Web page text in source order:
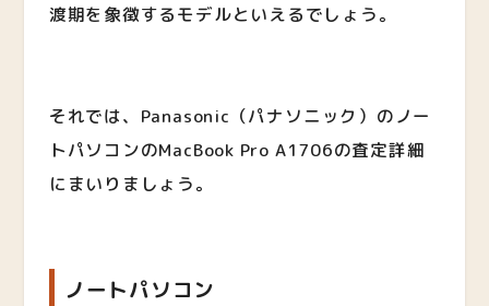
渡期を象徴するモデルといえるでしょう。
それでは、Panasonic（パナソニック）のノー
トパソコンのMacBook Pro A1706の査定詳細
にまいりましょう。
ノートパソコン